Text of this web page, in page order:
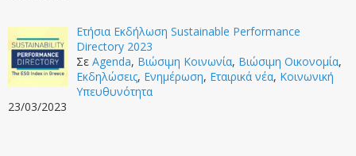
Ετήσια Εκδήλωση Sustainable Performance
Directory 2023
Σε Agenda, Βιώσιμη Κοινωνία, Βιώσιμη Οικονομία,
Εκδηλώσεις, Ενημέρωση, Εταιρικά νέα, Κοινωνική
Υπευθυνότητα
23/03/2023